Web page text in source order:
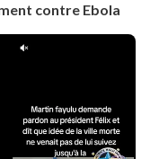
contre Ebola